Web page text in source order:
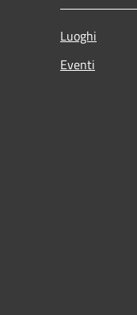
Luoghi
Eventi